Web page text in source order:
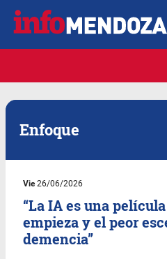
Enfoque
Vie26/06/2026
“La IA es una
empieza y el peor
demencia”